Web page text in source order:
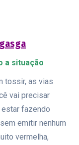
a situação
tossir, as vias
vai precisar
estar fazendo
emitir nenhum
vermelha,